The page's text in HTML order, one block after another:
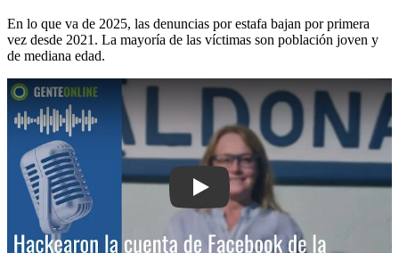
En lo que va de 2025, las denuncias por estafa bajan por primera
vez desde 2021. La mayoría de las víctimas son población joven y
de mediana edad.
Play: Hackearon la cuenta de